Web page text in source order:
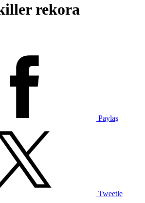
rekora
Paylaş
Tweetle